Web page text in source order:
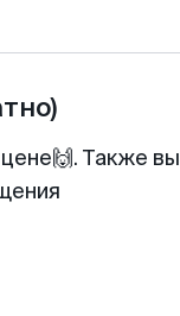
Также вы